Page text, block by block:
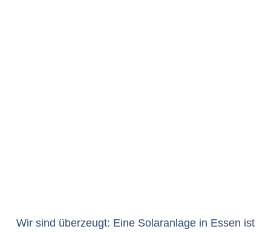
Wir sind überzeugt: Eine Solaranlage in Essen ist